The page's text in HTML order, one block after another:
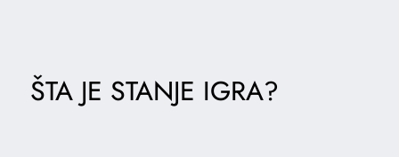
ŠTA JE STANJE IGRA?